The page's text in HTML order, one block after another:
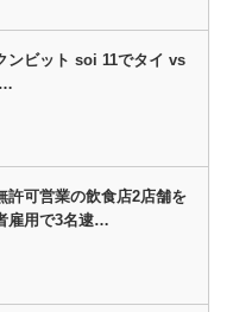
ンビット soi 11でタイ vs
…
許可営業の飲食店2店舗を
雇用で3名逮…